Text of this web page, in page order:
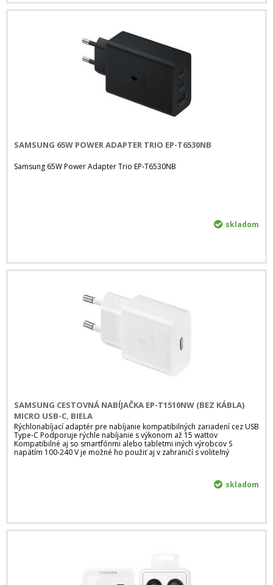
SAMSUNG 65W POWER ADAPTER TRIO EP-T6530NB
Samsung 65W Power Adapter Trio EP-T6530NB
skladom
SAMSUNG CESTOVNÁ NABÍJAČKA EP-T1510NW (BEZ KÁBLA)
MICRO USB-C, BIELA
Rýchlonabíjací adaptér pre nabíjanie kompatibilných zariadení cez USB
Type-C Podporuje rýchle nabíjanie s výkonom až 15 wattov
Kompatibilné aj so smartfónmi alebo tabletmi iných výrobcov S
napätím 100-240 V je možné ho použiť aj v zahraničí s voliteľný
skladom